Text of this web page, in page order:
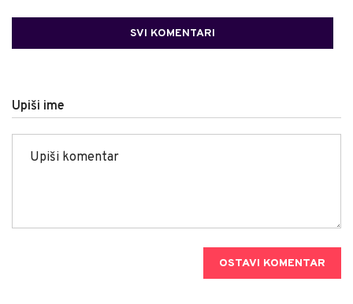
SVI KOMENTARI
Upiši ime
OSTAVI KOMENTAR